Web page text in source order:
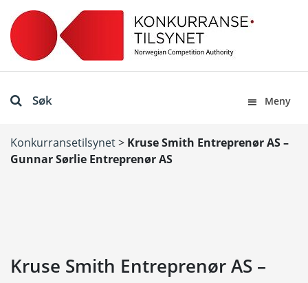
Søk Meny
Konkurransetilsynet> Kruse Smith Entreprenør AS –
Gunnar Sørlie Entreprenør AS
Kruse Smith Entreprenør AS –